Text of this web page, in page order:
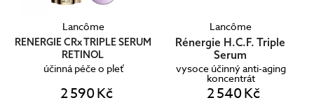
Lancôme
RENERGIE CRx TRIPLE SERUM
RETINOL
účinná péče o pleť
2 590 Kč
Lancôme
Rénergie H.C.F. Triple
Serum
vysoce účinný anti-aging
koncentrát
2 540 Kč